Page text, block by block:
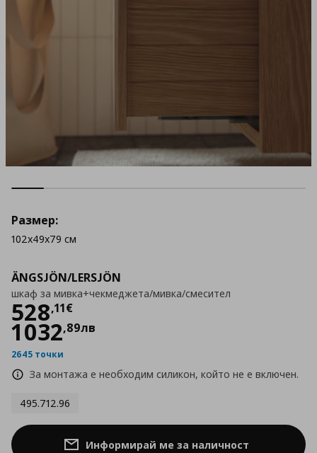
ÄNGSJÖN/LERSJÖN
шкаф за мивка+чекмеджета/мивка/смесител
528,11€
Цена
1032,89лв
2645 точки
За монтажа е необходим силикон, който не е включен.
495.712.96
Размер:
102x49x79 см
Информирай ме за наличност